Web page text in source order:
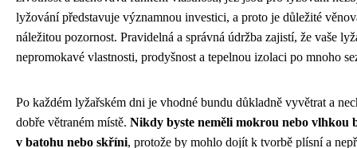
lyžování představuje významnou investici, a proto je důležité
náležitou pozornost. Pravidelná a správná údržba zajistí, že vaše
nepromokavé vlastnosti, prodyšnost a tepelnou izolaci po mnoho
Po každém lyžařském dni je vhodné bundu důkladně vyvětrat a
dobře větraném místě. Nikdy byste neměli mokrou nebo vlhkou
v batohu nebo skříni, protože by mohlo dojít k tvorbě plísní a